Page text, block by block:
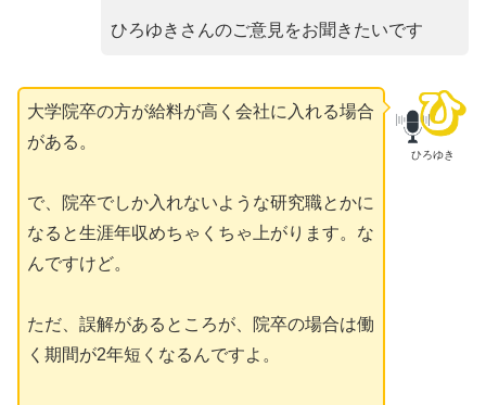
ひろゆきさんのご意見をお聞きたいです
ひろゆき
大学院卒の方が給料が高く会社に入れる場合
がある。
で、院卒でしか入れないような研究職とかに
なると生涯年収めちゃくちゃ上がります。な
んですけど。
ただ、誤解があるところが、院卒の場合は働
く期間が2年短くなるんですよ。